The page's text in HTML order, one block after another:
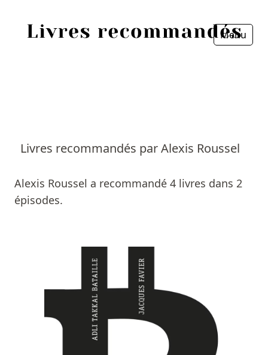
Menu
Livres recommandés par Alexis Roussel
Alexis Roussel a recommandé 4 livres dans 2
épisodes.
Livres
Prix littéraires
Fermer